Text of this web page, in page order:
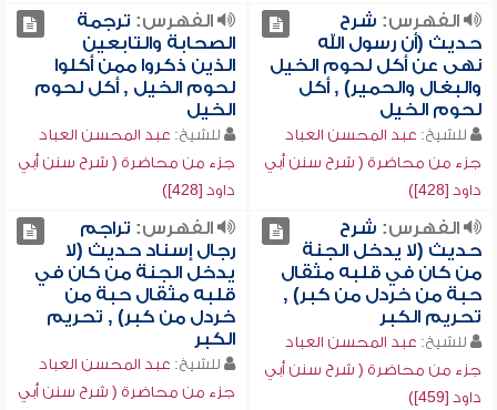
الفهرس: شرح
حديث (أن رسول الله
نهى عن أكل لحوم الخيل
والبغال والحمير) , أكل
لحوم الخيل
للشيخ: عبد المحسن العباد
جزء من محاضرة ( شرح سنن أبي
داود [428])
الفهرس: ترجمة
الصحابة والتابعين
الذين ذكروا ممن أكلوا
لحوم الخيل , أكل لحوم
الخيل
للشيخ: عبد المحسن العباد
جزء من محاضرة ( شرح سنن أبي
داود [428])
الفهرس: شرح
حديث (لا يدخل الجنة
من كان في قلبه مثقال
حبة من خردل من كبر) ,
تحريم الكبر
للشيخ: عبد المحسن العباد
جزء من محاضرة ( شرح سنن أبي
داود [459])
الفهرس: تراجم
رجال إسناد حديث (لا
يدخل الجنة من كان في
قلبه مثقال حبة من
خردل من كبر) , تحريم
الكبر
للشيخ: عبد المحسن العباد
جزء من محاضرة ( شرح سنن أبي